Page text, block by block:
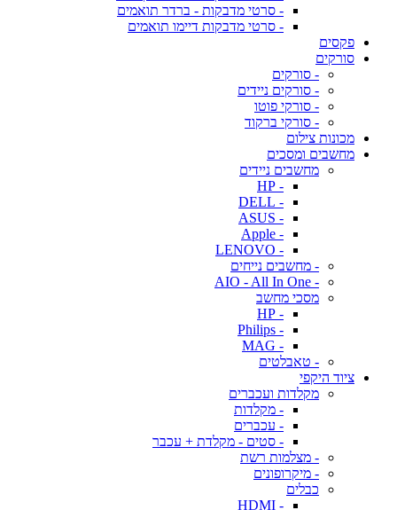
- סרטי מדבקות - ברדר תואמים
- סרטי מדבקות דיימו תואמים
פקסים
סורקים
- סורקים
- סורקים ניידים
- סורקי פוטו
- סורקי ברקוד
מכונות צילום
מחשבים ומסכים
מחשבים ניידים
- HP
- DELL
- ASUS
- Apple
- LENOVO
- מחשבים נייחים
- AIO - All In One
מסכי מחשב
- HP
- Philips
- MAG
- טאבלטים
ציוד היקפי
מקלדות ועכברים
- מקלדות
- עכברים
- סטים - מקלדת + עכבר
- מצלמות רשת
- מיקרופונים
כבלים
- HDMI